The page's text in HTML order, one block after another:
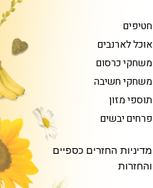
חטיפים
אוכל לארנבים
משחקי כרסום
משחקי חשיבה
תוספי מזון
פרחים יבשים
מדיניות החזרים כספיים
והחזרות